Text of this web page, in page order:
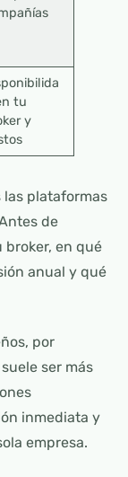
tu
y
las plataformas
de
broker, en qué
anual y qué
por
ser más
inmediata y
empresa.